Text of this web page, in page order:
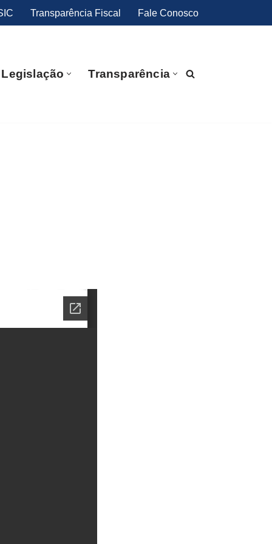
Transparência Fiscal Fale Conosco
Legislação Transparência